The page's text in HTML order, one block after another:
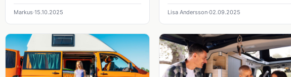
können unterwegs für Abwechslung
sorgen. Sie bringen Spannung,
Unterhaltung und manchmal auch ein
kleines Erfolgserlebnis in den Camper-
Alltag. Wer diese Elemente bewusst
integriert, genießt nicht nur die Freiheit
der Reise, sondern auch die spielerische
Vielfalt der digitalen Welt.
Markus 15.10.2025
Raumaufteilung, stimmungsvoller
Beleuchtung, einer funktionalen Küche,
gemütlichem Schlafbereich und smarten
Stauraumlösungen lässt sich unterwegs
ein echtes Zuhause auf Rädern schaffen.
Persönliche Akzente und durchdachte
Details sorgen dafür, dass jeder Trip
nicht nur praktisch, sondern auch
Lisa Andersson 02.09.2025